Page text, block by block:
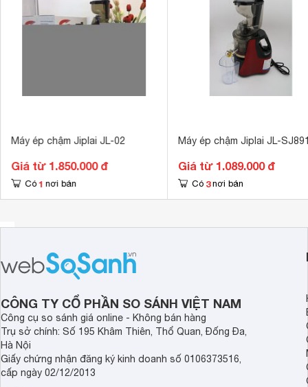
Chất liệu máy Nhựa
Không có
270 x 195 x
Máy ép chậm Jiplai JL-02
Giá từ 1.850.000 đ
Có 1 nơi bán
Máy ép chậm Jiplai JL-
Giá từ 1.089.000 đ
Có 3 nơi bán
CÔNG TY CỔ PHẦN SO SÁNH VIỆT NAM
Công cụ so sánh giá online - Không bán hàng
Trụ sở chính: Số 195 Khâm Thiên, Thổ Quan, Đống Đa,
Hà Nội
Giấy chứng nhận đăng ký kinh doanh số 0106373516,
cấp ngày 02/12/2013